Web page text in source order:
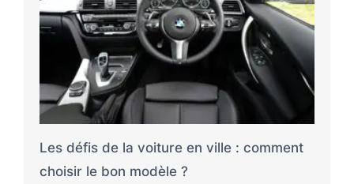
Les défis de la voiture en ville : comment
choisir le bon modèle ?